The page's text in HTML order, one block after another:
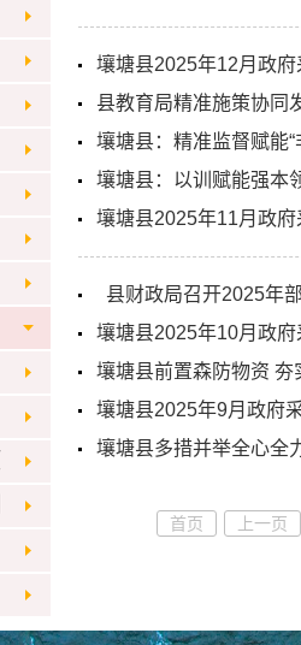
壤塘县2025年12月政
县教育局精准施策协同
壤塘县：精准监督赋能“
壤塘县：以训赋能强本
壤塘县2025年11月政
县财政局召开2025年
壤塘县2025年10月政
壤塘县前置森防物资 夯
壤塘县2025年9月政府
壤塘县多措并举全心全
首页 上一页